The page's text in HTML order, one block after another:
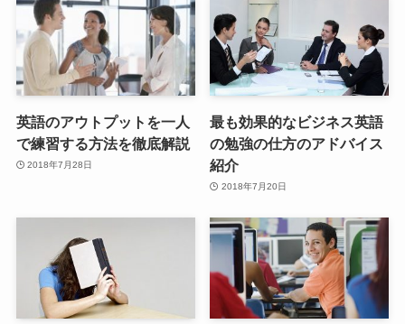
英語のアウトプットを一人
で練習する方法を徹底解説
2018年7月28日
最も効果的なビジネス英語
の勉強の仕方のアドバイス
紹介
2018年7月20日